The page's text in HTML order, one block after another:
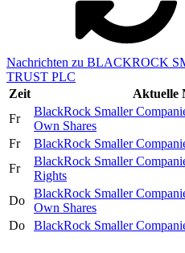
Nachrichten zu BLACKROCK
TRUST PLC
Zeit
Aktuelle
Fr
BlackRock Smaller
Own Shares
Fr
BlackRock Smaller
Fr
BlackRock Smaller
Rights
Do
BlackRock Smaller
Own Shares
Do
BlackRock Smaller